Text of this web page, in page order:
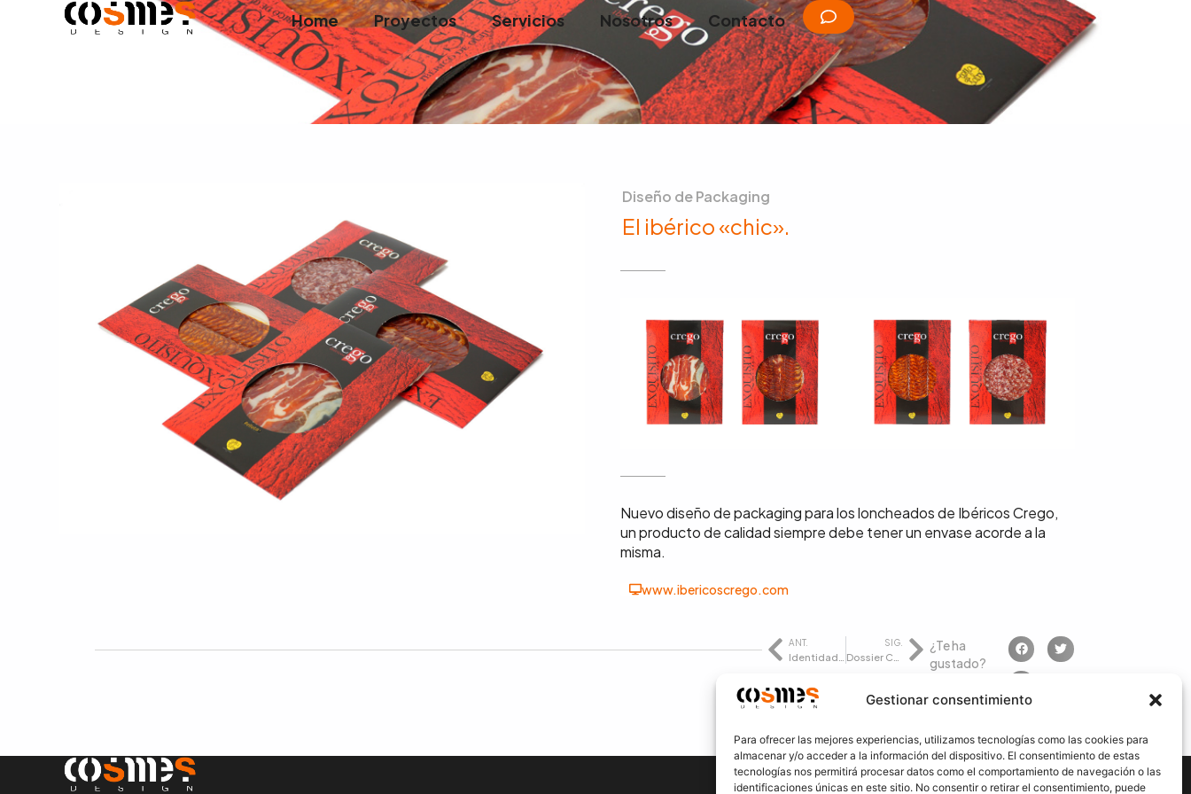
Gestionar consentimiento
Para ofrecer las mejores experiencias, utilizamos tecnologías como las cookies para
almacenar y/o acceder a la información del dispositivo. El consentimiento de estas
tecnologías nos permitirá procesar datos como el comportamiento de navegación o las
identificaciones únicas en este sitio. No consentir o retirar el consentimiento, puede
Home Proyectos Servicios Nosotros Contacto
Diseño de Packaging
El ibérico «chic».
Nuevo diseño de packaging para los loncheados de Ibéricos Crego,
un producto de calidad siempre debe tener un envase acorde a la
misma.
www.ibericoscrego.com
ANT. SIG.
¿Te ha
gustado?